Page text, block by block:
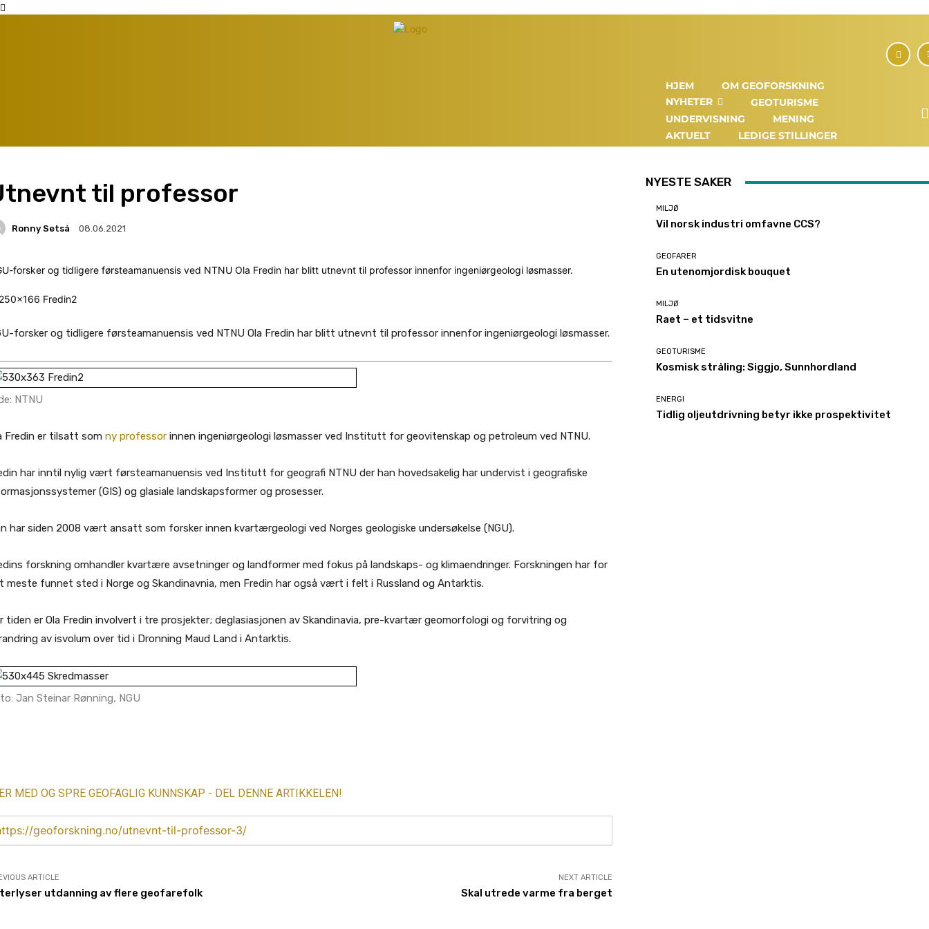
HJEM
OM GEOFORSKNING
NYHETER
GEOTURISME
UNDERVISNING
MENING
AKTUELT
LEDIGE STILLINGER
til professor
Ronny Setså 08.06.2021
forsker og tidligere førsteamanuensis ved NTNU Ola Fredin har blitt utnevnt til professor innenfor ingeniørgeologi løsmasser.
forsker og tidligere førsteamanuensis ved NTNU Ola Fredin har blitt utnevnt til professor innenfor ingeniørgeologi løsmasser.
NTNU
Fredin er tilsatt som ny professor innen ingeniørgeologi løsmasser ved Institutt for geovitenskap og petroleum ved NTNU.
har inntil nylig vært førsteamanuensis ved Institutt for geografi NTNU der han hovedsakelig har undervist i geografiske
(GIS) og glasiale landskapsformer og prosesser.
har siden 2008 vært ansatt som forsker innen kvartærgeologi ved Norges geologiske undersøkelse (NGU).
forskning omhandler kvartære avsetninger og landformer med fokus på landskaps- og klimaendringer. Forskningen har for
meste funnet sted i Norge og Skandinavnia, men Fredin har også vært i felt i Russland og Antarktis.
tiden er Ola Fredin involvert i tre prosjekter; deglasiasjonen av Skandinavia, pre-kvartær geomorfologi og forvitring og
av isvolum over tid i Dronning Maud Land i Antarktis.
Jan Steinar Rønning, NGU
MED OG SPRE GEOFAGLIG KUNNSKAP - DEL DENNE ARTIKKELEN!
geoforskning.no/utnevnt-til-professor-3/
ARTICLE
utdanning av flere geofarefolk
NEXT ARTICLE
Skal utrede varme fra berget
NYESTE SAKER
MILJØ
Vil norsk industri omfavne CCS?
GEOFARER
En utenomjordisk bouquet
MILJØ
Raet – et tidsvitne
GEOTURISME
Kosmisk stråling: Siggjo, Sunnhordland
ENERGI
Tidlig oljeutdrivning betyr ikke prospektivitet